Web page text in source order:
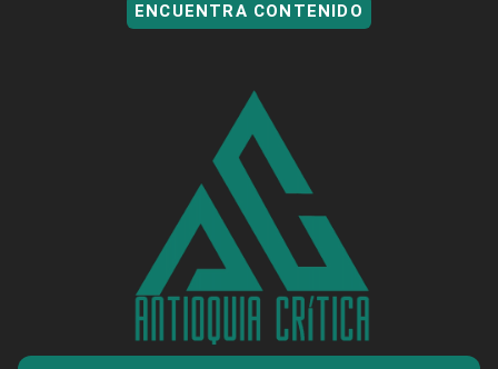
ENCUENTRA CONTENIDO